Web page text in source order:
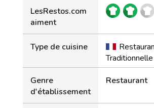
LesRestos.com
aiment
Type de cuisine
Traditionnelle
Genre
d'établissement
Restaurant